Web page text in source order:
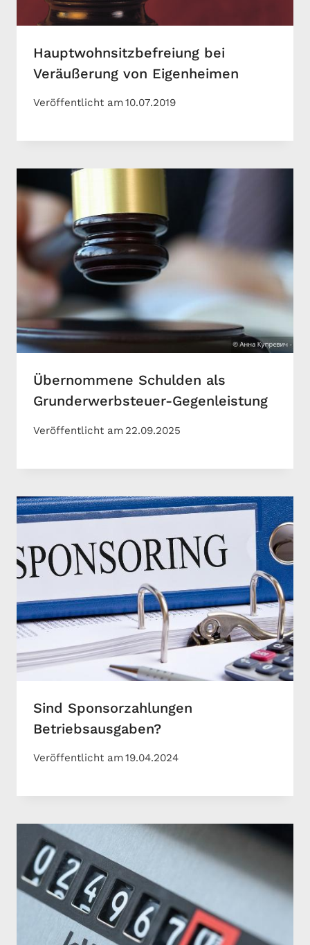
Hauptwohnsitzbefreiung bei
Veräußerung von Eigenheimen
Veröffentlicht am10.07.2019
Übernommene Schulden als
Grunderwerbsteuer-Gegenleistung
Veröffentlicht am 22.09.2025
Sind Sponsorzahlungen
Betriebsausgaben?
Veröffentlicht am19.04.2024